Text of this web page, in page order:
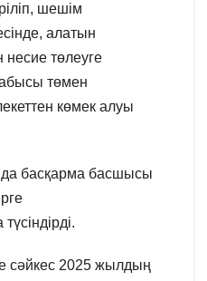
шешім
алатын
төлеуге
төмен
көмек алуы
басқарма басшысы
сәйкес 2025 жылдың